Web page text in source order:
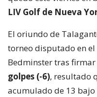
LIV Golf de Nueva
El oriundo de
torneo disputado en
Bedminster tras
golpes (-6), resultado
acumulado de 13